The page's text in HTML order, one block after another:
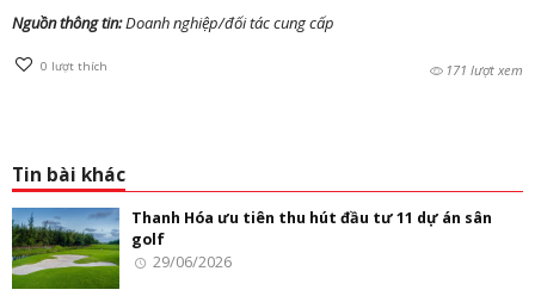
Nguồn thông tin:Doanh nghiệp/đối tác cung cấp
0 lượt thích 171 lượt xem
Tin bài khác
Thanh Hóa ưu tiên thu hút đầu tư 11 dự án sân
golf
29/06/2026